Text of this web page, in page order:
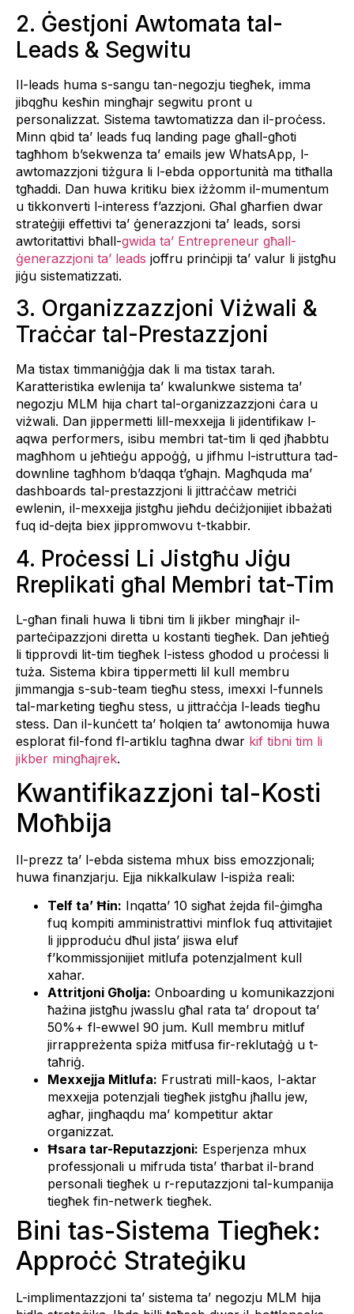
2. Ġestjoni Awtomata tal-
Leads & Segwitu
Il-leads huma s-sangu tan-negozju tiegħek, imma
jibqgħu kesħin mingħajr segwitu pront u
personalizzat. Sistema tawtomatizza dan il-proċess.
Minn qbid ta’ leads fuq landing page għall-għoti
tagħhom b’sekwenza ta’ emails jew WhatsApp, l-
awtomazzjoni tiżgura li l-ebda opportunità ma titħalla
tgħaddi. Dan huwa kritiku biex iżżomm il-mumentum
u tikkonverti l-interess f’azzjoni. Għal għarfien dwar
strateġiji effettivi ta’ ġenerazzjoni ta’ leads, sorsi
awtoritattivi bħall-gwida ta’ Entrepreneur għall-
ġenerazzjoni ta’ leads joffru prinċipji ta’ valur li jistgħu
jiġu sistematizzati.
3. Organizzazzjoni Viżwali &
Traċċar tal-Prestazzjoni
Ma tistax timmaniġġja dak li ma tistax tarah.
Karatteristika ewlenija ta’ kwalunkwe sistema ta’
negozju MLM hija chart tal-organizzazzjoni ċara u
viżwali. Dan jippermetti lill-mexxejja li jidentifikaw l-
aqwa performers, isibu membri tat-tim li qed jħabbtu
magħhom u jeħtieġu appoġġ, u jifhmu l-istruttura tad-
downline tagħhom b’daqqa t’għajn. Magħquda ma’
dashboards tal-prestazzjoni li jittraċċaw metriċi
ewlenin, il-mexxejja jistgħu jieħdu deċiżjonijiet ibbażati
fuq id-dejta biex jippromwovu t-tkabbir.
4. Proċessi Li Jistgħu Jiġu
Rreplikati għal Membri tat-Tim
L-għan finali huwa li tibni tim li jikber mingħajr il-
parteċipazzjoni diretta u kostanti tiegħek. Dan jeħtieġ
li tipprovdi lit-tim tiegħek l-istess għodod u proċessi li
tuża. Sistema kbira tippermetti lil kull membru
jimmangja s-sub-team tiegħu stess, imexxi l-funnels
tal-marketing tiegħu stess, u jittraċċja l-leads tiegħu
stess. Dan il-kunċett ta’ ħolqien ta’ awtonomija huwa
esplorat fil-fond fl-artiklu tagħna dwar kif tibni tim li
jikber mingħajrek.
Kwantifikazzjoni tal-Kosti
Moħbija
Il-prezz ta’ l-ebda sistema mhux biss emozzjonali;
huwa finanzjarju. Ejja nikkalkulaw l-ispiża reali:
Telf ta’ Ħin: Inqatta’ 10 sigħat żejda fil-ġimgħa
fuq kompiti amministrattivi minflok fuq attivitajiet
li jipproduċu dħul jista’ jiswa eluf
f’kommissjonijiet mitlufa potenzjalment kull
xahar.
Attritjoni Għolja: Onboarding u komunikazzjoni
ħażina jistgħu jwasslu għal rata ta’ dropout ta’
50%+ fl-ewwel 90 jum. Kull membru mitluf
jirrappreżenta spiża mitfusa fir-reklutaġġ u t-
taħriġ.
Mexxejja Mitlufa: Frustrati mill-kaos, l-aktar
mexxejja potenzjali tiegħek jistgħu jħallu jew,
agħar, jingħaqdu ma’ kompetitur aktar
organizzat.
Ħsara tar-Reputazzjoni: Esperjenza mhux
professjonali u mifruda tista’ tħarbat il-brand
personali tiegħek u r-reputazzjoni tal-kumpanija
tiegħek fin-netwerk tiegħek.
Bini tas-Sistema Tiegħek:
Approċċ Strateġiku
L-implimentazzjoni ta’ sistema ta’ negozju MLM hija